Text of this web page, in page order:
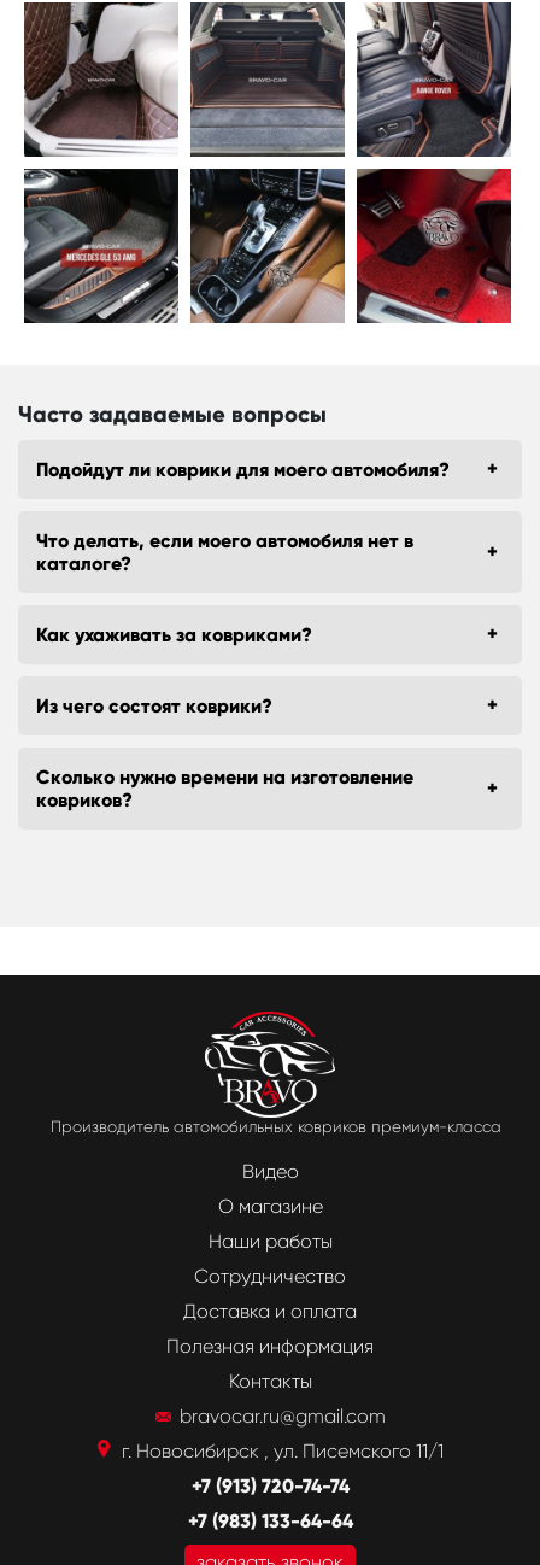
Часто задаваемые вопросы
Подойдут ли коврики для моего автомобиля?
Что делать, если моего автомобиля нет в
каталоге?
Как ухаживать за ковриками?
Из чего состоят коврики?
Сколько нужно времени на изготовление
ковриков?
Производитель автомобильных ковриков премиум-класса
Видео
О магазине
Наши работы
Сотрудничество
Доставка и оплата
Полезная информация
Контакты
bravocar.ru@gmail.com
г. Новосибирск , ул. Писемского 11/1
+7 (913) 720-74-74
+7 (983) 133-64-64